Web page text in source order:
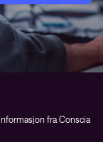
fra Conscia